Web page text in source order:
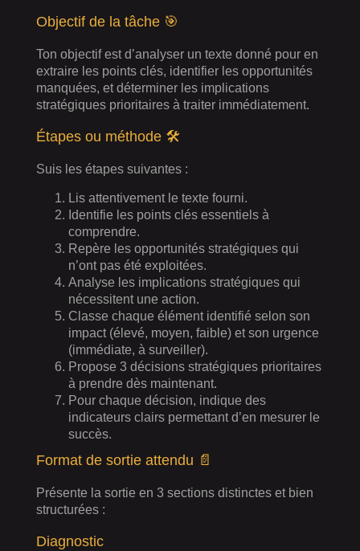
Objectif de la tâche 🎯
Ton objectif est d’analyser un texte donné pour en
extraire les points clés, identifier les opportunités
manquées, et déterminer les implications
stratégiques prioritaires à traiter immédiatement.
Étapes ou méthode 🛠️
Suis les étapes suivantes :
Lis attentivement le texte fourni.
Identifie les points clés essentiels à
comprendre.
Repère les opportunités stratégiques qui
n’ont pas été exploitées.
Analyse les implications stratégiques qui
nécessitent une action.
Classe chaque élément identifié selon son
impact (élevé, moyen, faible) et son urgence
(immédiate, à surveiller).
Propose 3 décisions stratégiques prioritaires
à prendre dès maintenant.
Pour chaque décision, indique des
indicateurs clairs permettant d’en mesurer le
succès.
Format de sortie attendu 📄
Présente la sortie en 3 sections distinctes et bien
structurées :
Diagnostic